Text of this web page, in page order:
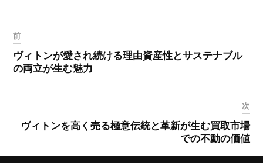
前
ヴィトンが愛され続ける理由資産性とサステナブル
の両立が生む魅力
次
ヴィトンを高く売る極意伝統と革新が生む買取市場
での不動の価値